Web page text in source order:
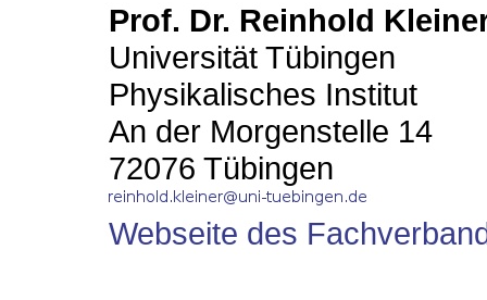
Prof. Dr. Reinhold
Universität Tübingen
Physikalisches Institut
An der Morgenstelle 14
72076 Tübingen
Webseite des